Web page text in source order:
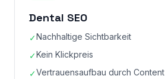
Dental SEO
✓Nachhaltige Sichtbarkeit
✓Kein Klickpreis
✓Vertrauensaufbau durch Content